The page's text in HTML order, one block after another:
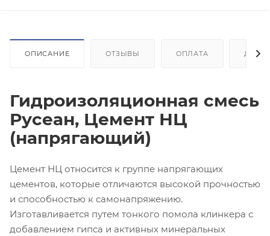
ОПИСАНИЕ ОТЗЫВЫ ОПЛАТА
Гидроизоляционная смесь
Русеан, Цемент НЦ
(напрягающий)
Цемент НЦ относится к группе напрягающих
цементов, которые отличаются высокой прочностью
и способностью к самонапряжению.
Изготавливается путем тонкого помола клинкера с
добавлением гипса и активных минеральных